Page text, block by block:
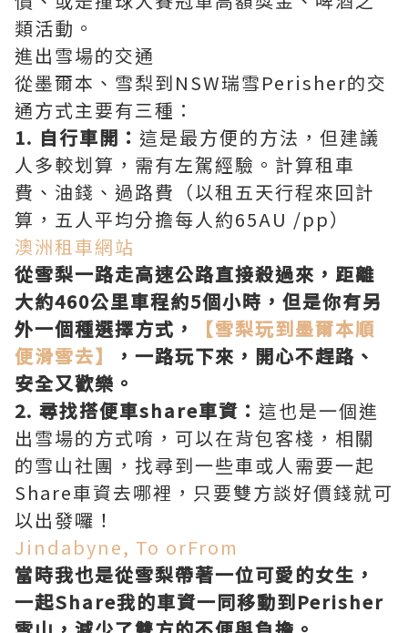
類活動。
進出雪場的交通
從墨爾本、雪梨到NSW瑞雪Perisher的交
通方式主要有三種：
1. 自行車開： 這是最方便的方法，但建議
人多較划算，需有左駕經驗。計算租車
費、油錢、過路費（以租五天行程來回計
算，五人平均分擔每人約65AU /pp）
澳洲租車網站
從雪梨一路走高速公路直接殺過來，距離
大約460公里車程約5個小時，但是你有另
外一個種選擇方式，
【雪梨玩到墨爾本順
便滑雪去】
，一路玩下來，開心不趕路、
安全又歡樂。
2. 尋找搭便車share車資： 這也是一個進
出雪場的方式唷，可以在背包客棧，相關
的雪山社團，找尋到一些車或人需要一起
Share車資去哪裡，只要雙方談好價錢就可
以出發囉！
Jindabyne, To orFrom
當時我也是從雪梨帶著一位可愛的女生，
一起Share我的車資一同移動到Perisher